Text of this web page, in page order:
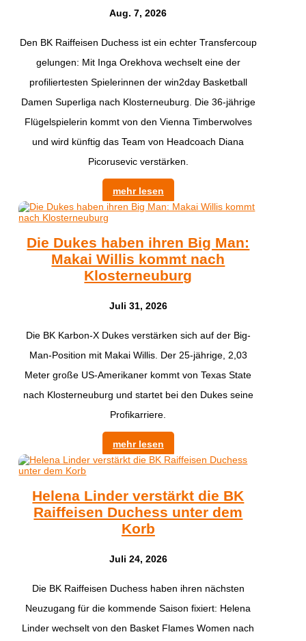
Aug. 7, 2026
Den BK Raiffeisen Duchess ist ein echter Transfercoup
gelungen: Mit Inga Orekhova wechselt eine der
profiliertesten Spielerinnen der win2day Basketball
Damen Superliga nach Klosterneuburg. Die 36-jährige
Flügelspielerin kommt von den Vienna Timberwolves
und wird künftig das Team von Headcoach Diana
Picorusevic verstärken.
mehr lesen
Die Dukes haben ihren Big Man:
Makai Willis kommt nach
Klosterneuburg
Juli 31, 2026
​Die BK Karbon-X Dukes verstärken sich auf der Big-
Man-Position mit Makai Willis. Der 25-jährige, 2,03
Meter große US-Amerikaner kommt von Texas State
nach Klosterneuburg und startet bei den Dukes seine
Profikarriere.
mehr lesen
Helena Linder verstärkt die BK
Raiffeisen Duchess unter dem
Korb
Juli 24, 2026
Die BK Raiffeisen Duchess haben ihren nächsten
Neuzugang für die kommende Saison fixiert: Helena
Linder wechselt von den Basket Flames Women nach